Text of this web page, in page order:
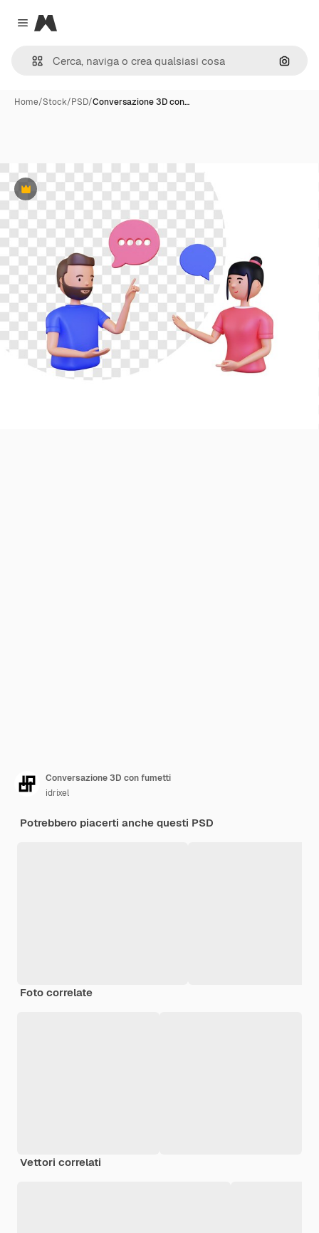
Close menu
Magnific
Cerca
Home/Stock/PSD/Conversazione 3D con…
Premium
Conversazione 3D con fumetti
idrixel
Potrebbero piacerti anche questi PSD
Foto correlate
Vettori correlati